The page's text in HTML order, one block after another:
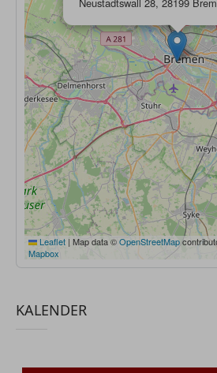
Leaflet | Map data ©OpenStreetMap
Mapbox
KALENDER